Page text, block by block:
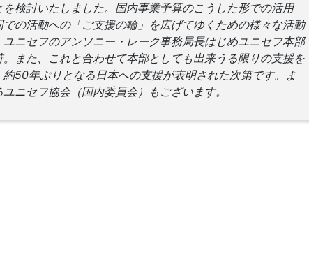
検討いたしました。国内事業予算のこうした形での活用
の活動への「ご支援の輪」を広げてゆくための様々な活動
ニセフのアンソニー・レーク事務局長はじめユニセフ本部
また、これと合わせて本部としても出来うる限りの支援を
50年ぶりとなる日本への支援が表明された次第です。ま
ニセフ協会（国内委員会）もございます。